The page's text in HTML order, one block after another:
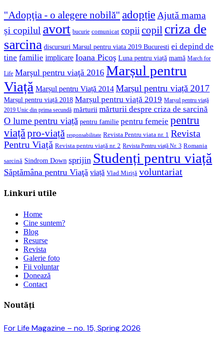
"Adopţia - o alegere nobilă" adopție Ajută mama
și copilul avort bucurie comunicat copii copil criza de
sarcina discursuri Marsul pentru viata 2019 Bucuresti ei depind de
tine familie implicare Ioana Picoş Luna pentru viață mamă March for
Life Marşul pentru viaţă 2016 Marșul pentru
Viață Marșul pentru Viață 2014 Marșul pentru viață 2017
Marșul pentru viață 2018 Marșul pentru viață 2019 Marșul pentru viață
2019 Unic din prima secundă mărturii mărturii despre criza de sarcină
O lume pentru viață pentru familie pentru femeie pentru
viață pro-viață responsabilitate Revista Pentru viata nr. 1 Revista
Pentru Viață Revista pentru viață nr. 2 Revista Pentru viață Nr. 3 Romania
sarcină Sindrom Down sprijin Studenți pentru viață
Săptămâna pentru Viaţă viață Vlad Miriță voluntariat
Linkuri utile
Home
Cine suntem?
Blog
Resurse
Revista
Galerie foto
Fii voluntar
Donează
Contact
Noutăți
For Life Magazine – no. 15, Spring 2026